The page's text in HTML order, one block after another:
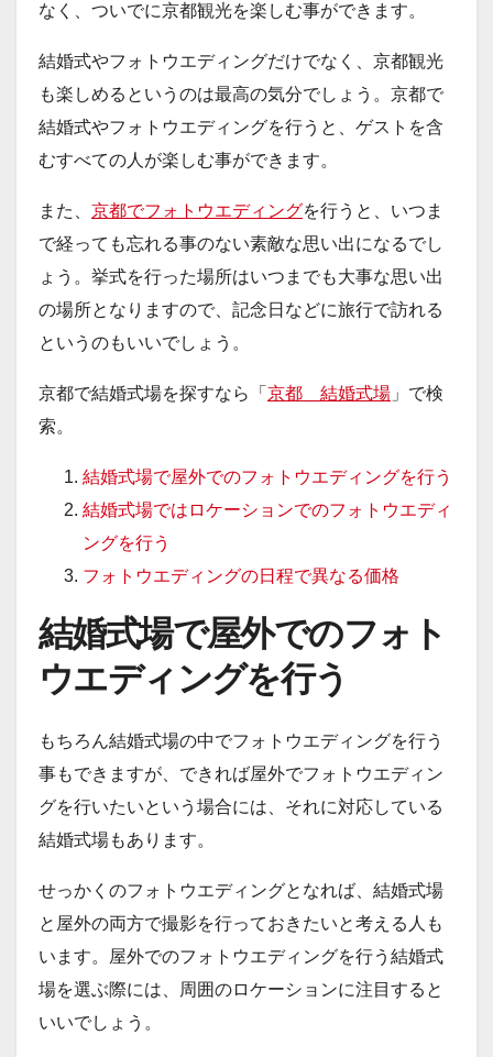
なく、ついでに京都観光を楽しむ事ができます。
結婚式やフォトウエディングだけでなく、京都観光
も楽しめるというのは最高の気分でしょう。京都で
結婚式やフォトウエディングを行うと、ゲストを含
むすべての人が楽しむ事ができます。
また、 京都でフォトウエディングを行うと、いつま
で経っても忘れる事のない素敵な思い出になるでし
ょう。挙式を行った場所はいつまでも大事な思い出
の場所となりますので、記念日などに旅行で訪れる
というのもいいでしょう。
京都で結婚式場を探すなら「 京都 結婚式場 」で検
索。
結婚式場で屋外でのフォトウエディングを行う
結婚式場ではロケーションでのフォトウエディ
ングを行う
フォトウエディングの日程で異なる価格
結婚式場で屋外でのフォト
ウエディングを行う
もちろん結婚式場の中でフォトウエディングを行う
事もできますが、できれば屋外でフォトウエディン
グを行いたいという場合には、それに対応している
結婚式場もあります。
せっかくのフォトウエディングとなれば、結婚式場
と屋外の両方で撮影を行っておきたいと考える人も
います。屋外でのフォトウエディングを行う結婚式
場を選ぶ際には、周囲のロケーションに注目すると
いいでしょう。